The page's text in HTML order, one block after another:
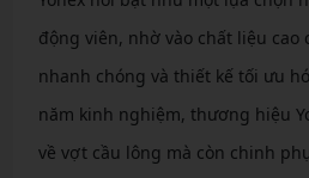
động viên, nhờ vào chất liệu cao
nhanh chóng và thiết kế tối ưu
năm kinh nghiệm, thương hiệu
về vợt cầu lông mà còn chinh